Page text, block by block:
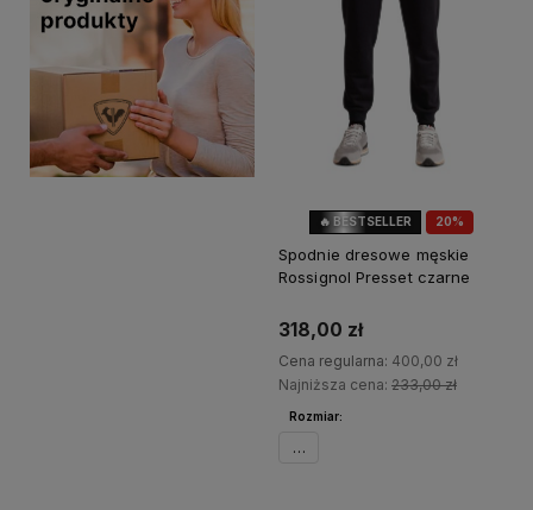
20%
🔥 BESTSELLER
Spodnie dresowe męskie
Rossignol Presset czarne
318,00 zł
Cena regularna: 400,00 zł
Najniższa cena: 233,00 zł
Rozmiar:
XL